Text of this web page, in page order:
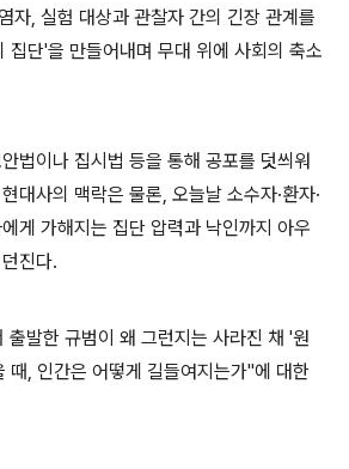
자, 실험 대상과 관찰자 간의 긴장 관계를
집단'을 만들어내며 무대 위에 사회의 축소
법이나 집시법 등을 통해 공포를 덧씌워
대사의 맥락은 물론, 오늘날 소수자·환자·
게 가해지는 집단 압력과 낙인까지 아우
진다.
출발한 규범이 왜 그런지는 사라진 채 '원
때, 인간은 어떻게 길들여지는가"에 대한